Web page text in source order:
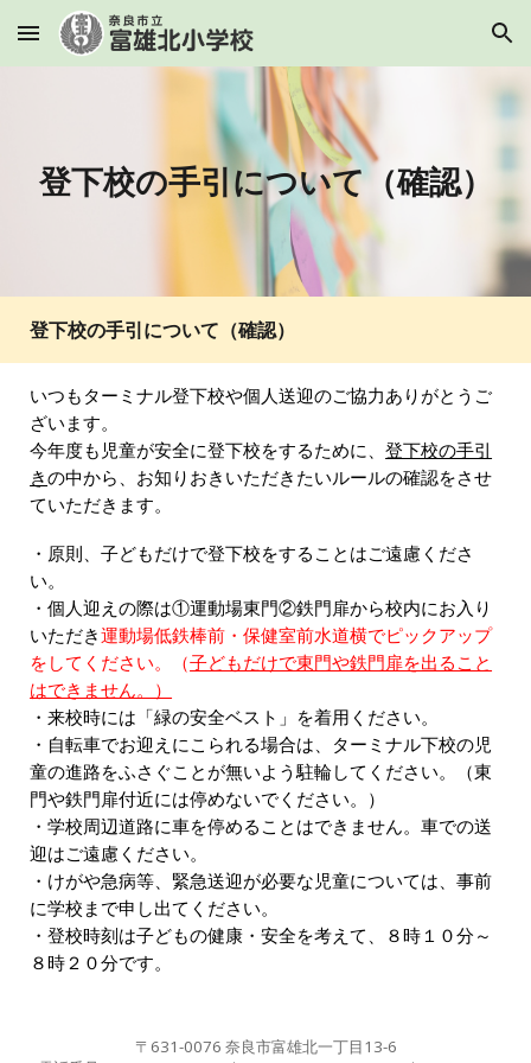
Skip to main content Skip to navigation
登下校の手引について（確認）
登下校の手引について（確認）
いつもターミナル登下校や個人送迎のご協力ありがとうご
ざいます。
今年度も児童が安全に登下校をするために、登下校の手引
きの中から、お知りおきいただきたいルールの確認をさせ
ていただきます。
・原則、子どもだけで登下校をすることはご遠慮くださ
い。
・個人迎えの際は①運動場東門②鉄門扉から校内にお入り
いただき運動場低鉄棒前・保健室前水道横でピックアップ
をしてください。（子どもだけで東門や鉄門扉を出ること
はできません。）
・来校時には「緑の安全ベスト」を着用ください。
・自転車でお迎えにこられる場合は、ターミナル下校の児
童の進路をふさぐことが無いよう駐輪してください。（東
門や鉄門扉付近には停めないでください。）
・学校周辺道路に車を停めることはできません。車での送
迎はご遠慮ください。
・けがや急病等、緊急送迎が必要な児童については、事前
に学校まで申し出てください。
・登校時刻は子どもの健康・安全を考えて、８時１０分～
８時２０分です。
〒631-0076 奈良市富雄北一丁目13-6